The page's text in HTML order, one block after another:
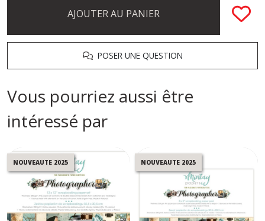
AJOUTER AU PANIER
POSER UNE QUESTION
Vous pourriez aussi être
intéressé par
NOUVEAUTE 2025 NOUVEAUTE 2025